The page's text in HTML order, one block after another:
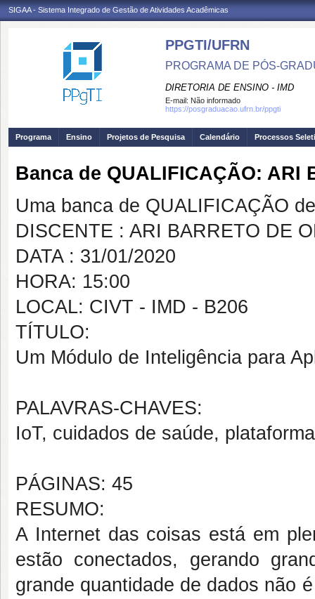
SIGAA - Sistema Integrado de Gestão de Atividades Acadêmicas
PPGTI/UFRN
PROGRAMA DE PÓS-
DIRETORIA DE ENSINO - IMD
E-mail: Não informado
https://posgraduacao.ufrn.br/ppgti
Programa Ensino Projetos de Pesquisa Calendário Processos
Banca de QUALIFICAÇÃO: ARI
Uma banca de QUALIFICAÇÃO
DISCENTE : ARI BARRETO DE
DATA : 31/01/2020
HORA: 15:00
LOCAL: CIVT - IMD - B206
TÍTULO:
Um Módulo de Inteligência para
PALAVRAS-CHAVES:
IoT, cuidados de saúde,
PÁGINAS: 45
RESUMO:
A Internet das coisas está em
estão conectados, gerando
grande quantidade de dados não